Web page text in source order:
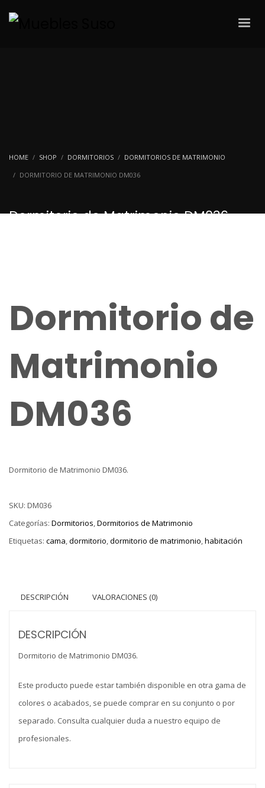
HOME SHOP DORMITORIOS
DORMITORIOS DE MATRIMONIO
DORMITORIO DE MATRIMONIO DM036
Dormitorio de Matrimonio DM036
Dormitorio de
Matrimonio
DM036
Dormitorio de Matrimonio DM036.
SKU: DM036
Categorías: Dormitorios,Dormitorios de Matrimonio
Etiquetas: cama,dormitorio,dormitorio de matrimonio,habitación
DESCRIPCIÓN VALORACIONES (0)
DESCRIPCIÓN
Dormitorio de Matrimonio DM036.
Este producto puede estar también disponible en otra gama de
colores o acabados, se puede comprar en su conjunto o por
separado. Consulta cualquier duda a nuestro equipo de
profesionales.